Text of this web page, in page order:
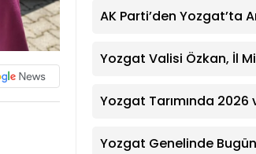
Eczane
AK Parti’den Yozgat’ta
Dernek Üyeleriyle
Yozgat Valisi Özkan, İl
Yozgat Tarımında 2026
Yozgat Genelinde